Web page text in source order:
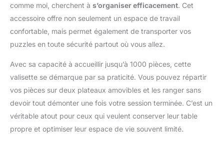
comme moi, cherchent à s’organiser efficacement. Cet
accessoire offre non seulement un espace de travail
confortable, mais permet également de transporter vos
puzzles en toute sécurité partout où vous allez.
Avec sa capacité à accueillir jusqu’à 1000 pièces, cette
valisette se démarque par sa praticité. Vous pouvez répartir
vos pièces sur deux plateaux amovibles et les ranger sans
devoir tout démonter une fois votre session terminée. C’est un
véritable atout pour ceux qui veulent conserver leur table
propre et optimiser leur espace de vie souvent limité.